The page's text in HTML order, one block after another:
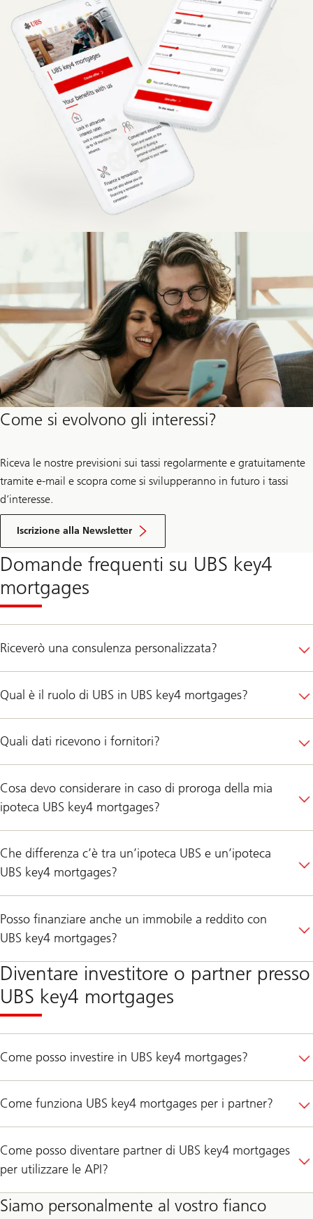
Come si evolvono gli interessi?
Riceva le nostre previsioni sui tassi regolarmente e gratuitamente
tramite e-mail e scopra come si svilupperanno in futuro i tassi
d’interesse.
Iscrizione alla Newsletter
della
previsione
d’interesse
Domande frequenti su UBS key4
mortgages
Riceverò una consulenza personalizzata?
Qual è il ruolo di UBS in UBS key4 mortgages?
Quali dati ricevono i fornitori?
Cosa devo considerare in caso di proroga della mia
ipoteca UBS key4 mortgages?
Che differenza c’è tra un’ipoteca UBS e un’ipoteca
UBS key4 mortgages?
Posso finanziare anche un immobile a reddito con
UBS key4 mortgages?
Diventare investitore o partner presso
UBS key4 mortgages
Come posso investire in UBS key4 mortgages?
Come funziona UBS key4 mortgages per i partner?
Come posso diventare partner di UBS key4 mortgages
per utilizzare le API?
Siamo personalmente al vostro fianco